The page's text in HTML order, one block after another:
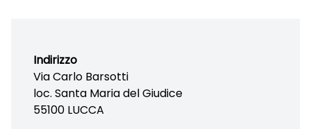
Indirizzo
Via Carlo Barsotti
loc. Santa Maria del Giudice
55100 LUCCA